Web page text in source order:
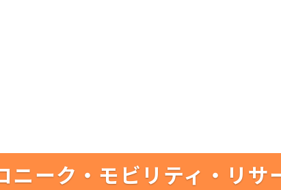
ニーク・モビリティ・リサ